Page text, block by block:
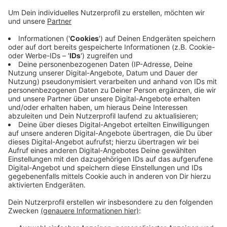
Die Hafengesellschaft will rund 6,5 Millionen Euro
investieren, weil der Containerumschlag trotz Corona
deutlich zugenommen hat. Zu den bereits
bestehenden 45.000 Quadratmetern Lagerfläche
sollen bis nächstes Jahr nochmal 12.000
hinzukommen. Danach soll das Fundament des
Containerkrans saniert und ein zweiter Kran neu
angeschafft werden. Zum DeltaPort-Verbund gehört
auch der Weseler Stadthafen und die Rhein-Häfen in
Voerde-Emmelsum.
Anzeige